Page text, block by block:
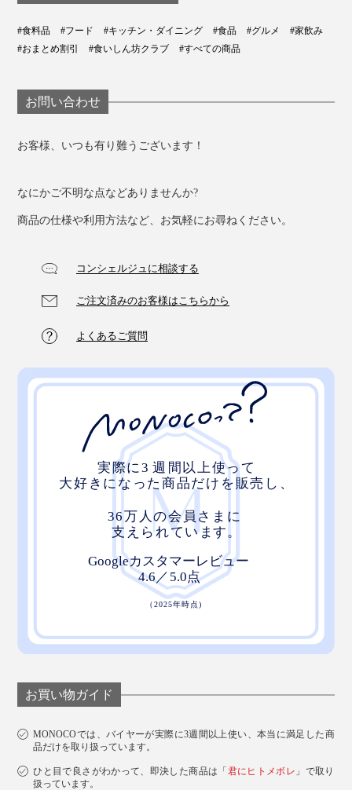
#食料品 #フード #キッチン・ダイニング #食品 #グルメ
#家飲み
#おまとめ割引
#食いしん坊クラブ #すべての商品
お問い合わせ
お客様、いつも有り難うございます！
なにかご不明な点などありませんか?
商品の仕様や利用方法など、お気軽にお尋ねください。
コンシェルジュに相談する
ご注文済みのお客様はこちらから
よくあるご質問
お買い物ガイド
MONOCOでは、バイヤーが実際に3週間以上使い、本当に満足した商
品だけを取り扱っています。
ひと目で良さがわかって、即決した商品は「君にヒトメボレ 」で取り
扱っています。